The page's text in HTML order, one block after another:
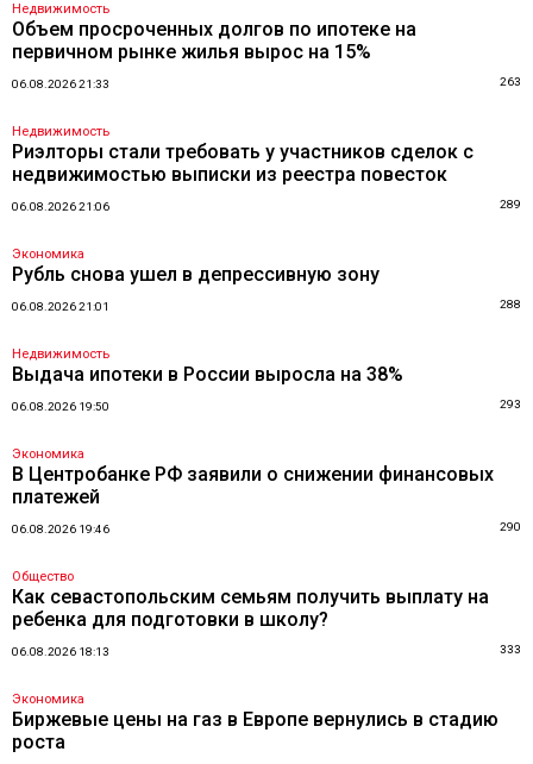
Недвижимость
Объем просроченных долгов по ипотеке на
первичном рынке жилья вырос на 15%
06.08.2026 21:33 263
Недвижимость
Риэлторы стали требовать у участников сделок с
недвижимостью выписки из реестра повесток
06.08.2026 21:06 289
Экономика
Рубль снова ушел в депрессивную зону
06.08.2026 21:01 288
Недвижимость
Выдача ипотеки в России выросла на 38%
06.08.2026 19:50 293
Экономика
В Центробанке РФ заявили о снижении финансовых
платежей
06.08.2026 19:46 290
Общество
Как севастопольским семьям получить выплату на
ребенка для подготовки в школу?
06.08.2026 18:13 333
Экономика
Биржевые цены на газ в Европе вернулись в стадию
роста